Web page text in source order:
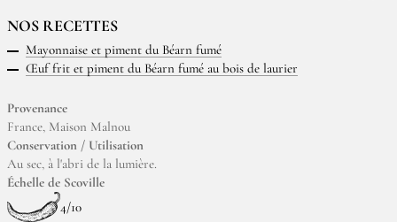
NOS RECETTES
Mayonnaise et piment du Béarn fumé
Œuf frit et piment du Béarn fumé au bois de laurier
Provenance
France, Maison Malnou
Conservation / Utilisation
Au sec, à l'abri de la lumière.
Échelle de Scoville
4/10